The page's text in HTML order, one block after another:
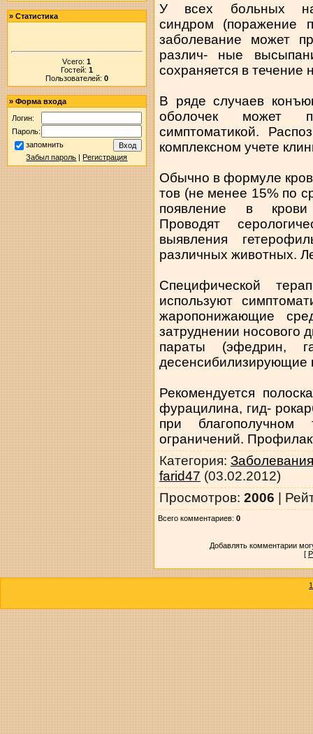
» Статистика
Vсего:1
Гостей: 1
Пользователей: 0
» Форма входа
Логин:
Пароль:
запомнить
Забыл пароль |Регистрация
У всех больных
синдром (поражение
заболевание может
различ- ные
сохраняется в течение
В ряде случаев
оболочек может
симптоматикой.
комплексном учете
Обычно в формуле
тов (не менее 15% по
появление в крови
Проводят
выявления
различных животных.
Специфической
используют
жаропонижающие
затруднении носового
параты (эфедрин,
десенсибилизирующие
Рекомендуется
фурацилина, гид-
при
ограничений.
Категория:
farid47 (03.02.2012)
Просмотров: 2006 |
Всего комментариев: 0
Добавлять комментарии
[